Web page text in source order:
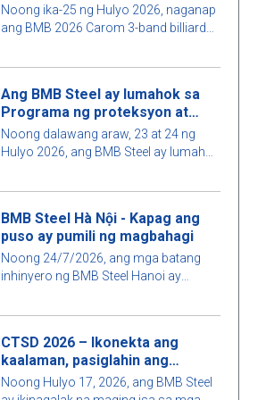
Noong ika-25 ng Hulyo 2026, naganap
ang BMB 2026 Carom 3-band billiards
Ang BMB Steel ay lumahok sa
Programa ng proteksyon at
pagsusuri ng mga proyekto ng
pagtatapos sa 2026.
Noong dalawang araw, 23 at 24 ng
Hulyo 2026, ang BMB Steel ay lumahok
Konstruksiyon at Inhinyero sa
Pamamahala ng Konstruksiyon para
sa taong 2026 na inorganisa ng
Kolehiyo ng Konstruksiyon, Paaralan
Minh. Ito ay isang makabuluhang
ugnayan sa pagitan ng paaralan at
negosyo, habang isinasagawa ang
kontribusyon sa pagpapabuti ng
BMB Steel Hà Nội - Kapag ang
puso ay pumili ng magbahagi
Noong 24/7/2026, ang mga batang
inhinyero ng BMB Steel Hanoi ay
sa pagpapalaganap ng diwa ng
pagkawanggawa at responsibilidad sa
komunidad.
CTSD 2026 – Ikonekta ang
kaalaman, pasiglahin ang
inobasyon
Noong Hulyo 17, 2026, ang BMB Steel